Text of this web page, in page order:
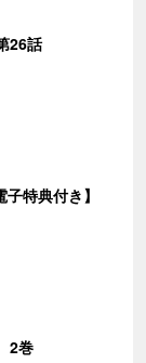
26話
特典付き】
2巻